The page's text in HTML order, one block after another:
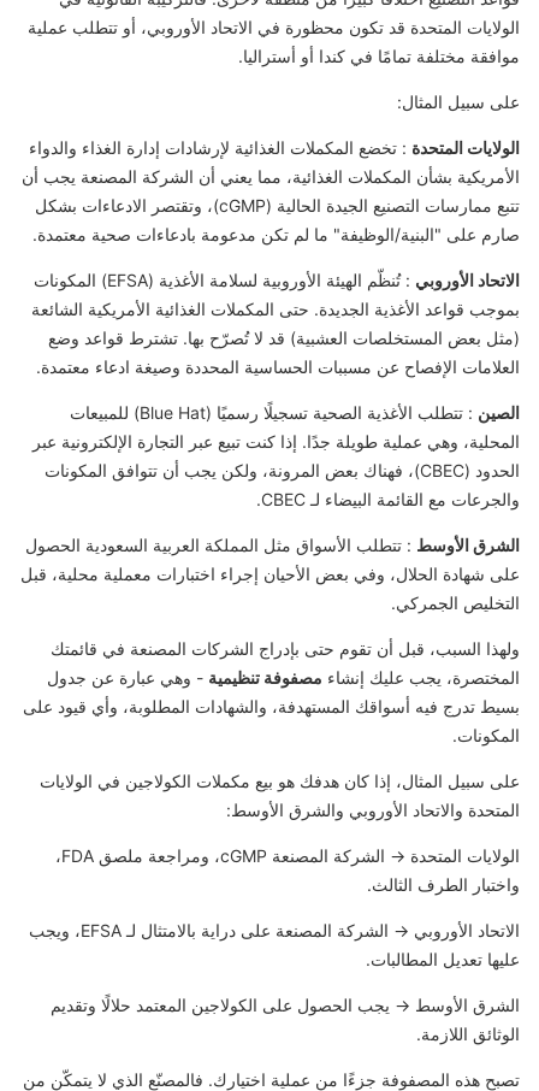
الولايات المتحدة قد تكون محظورة في الاتحاد الأوروبي، أو تتطلب عملية
موافقة مختلفة تمامًا في كندا أو أستراليا.
على سبيل المثال:
الولايات المتحدة : تخضع المكملات الغذائية لإرشادات إدارة الغذاء والدواء
الأمريكية بشأن المكملات الغذائية، مما يعني أن الشركة المصنعة يجب أن
تتبع ممارسات التصنيع الجيدة الحالية (cGMP)، وتقتصر الادعاءات بشكل
صارم على "البنية/الوظيفة" ما لم تكن مدعومة بادعاءات صحية معتمدة.
الاتحاد الأوروبي
: تُنظّم الهيئة الأوروبية لسلامة الأغذية (EFSA) المكونات
بموجب قواعد الأغذية الجديدة. حتى المكملات الغذائية الأمريكية الشائعة
(مثل بعض المستخلصات العشبية) قد لا تُصرّح بها. تشترط قواعد وضع
العلامات الإفصاح عن مسببات الحساسية المحددة وصيغة ادعاء معتمدة.
الصين
: تتطلب الأغذية الصحية تسجيلًا رسميًا (Blue Hat) للمبيعات
المحلية، وهي عملية طويلة جدًا. إذا كنت تبيع عبر التجارة الإلكترونية عبر
الحدود (CBEC)، فهناك بعض المرونة، ولكن يجب أن تتوافق المكونات
والجرعات مع القائمة البيضاء لـ CBEC.
الشرق الأوسط : تتطلب الأسواق مثل المملكة العربية السعودية الحصول
على شهادة الحلال، وفي بعض الأحيان إجراء اختبارات معملية محلية، قبل
التخليص الجمركي.
ولهذا السبب، قبل أن تقوم حتى بإدراج الشركات المصنعة في قائمتك
المختصرة، يجب عليك إنشاء مصفوفة تنظيمية - وهي عبارة عن جدول
بسيط تدرج فيه أسواقك المستهدفة، والشهادات المطلوبة، وأي قيود على
المكونات.
على سبيل المثال، إذا كان هدفك هو بيع مكملات الكولاجين في الولايات
المتحدة والاتحاد الأوروبي والشرق الأوسط:
الولايات المتحدة → الشركة المصنعة cGMP، ومراجعة ملصق FDA،
واختبار الطرف الثالث.
الاتحاد الأوروبي → الشركة المصنعة على دراية بالامتثال لـ EFSA، ويجب
عليها تعديل المطالبات.
الشرق الأوسط → يجب الحصول على الكولاجين المعتمد حلالًا وتقديم
الوثائق اللازمة.
تصبح هذه المصفوفة جزءًا من عملية اختيارك. فالمصنّع الذي لا يتمكّن من